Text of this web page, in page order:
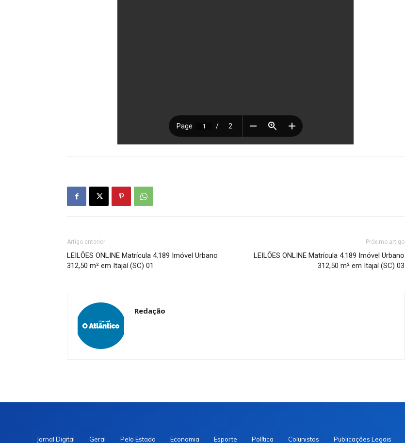
Artigo anterior
LEILÕES ONLINE Matrícula 4.189 Imóvel Urbano
312,50 m² em Itajaí (SC) 01
Próximo artigo
LEILÕES ONLINE Matrícula 4.189 Imóvel Urbano
312,50 m² em Itajaí (SC) 03
Redação
Jornal Digital Geral Pelo Estado Economia Esporte Política Colunistas Publicações Legais